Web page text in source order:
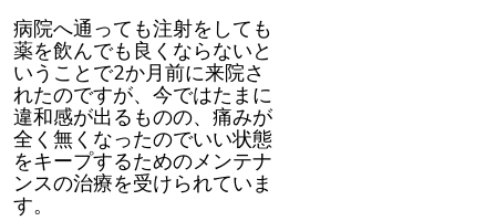
病院へ通っても注射をしても
薬を飲んでも良くならないと
いうことで2か月前に来院さ
れたのですが、今ではたまに
違和感が出るものの、痛みが
全く無くなったのでいい状態
をキープするためのメンテナ
ンスの治療を受けられていま
す。